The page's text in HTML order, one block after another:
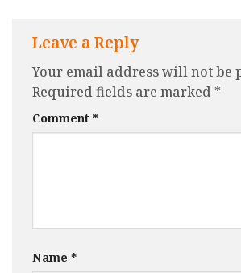
Leave a Reply
Your email address will not be
Required fields are marked *
Comment *
Name *